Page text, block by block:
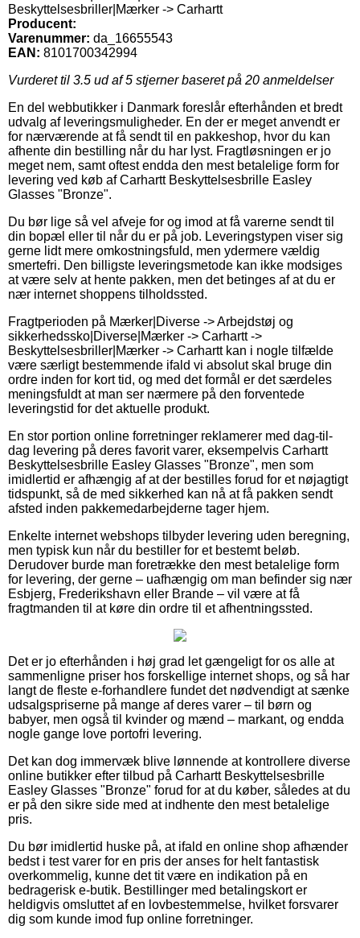
Beskyttelsesbriller|Mærker -> Carhartt
Producent:
Varenummer: da_16655543
EAN: 8101700342994
Vurderet til 3.5 ud af 5 stjerner baseret på 20 anmeldelser
En del webbutikker i Danmark foreslår efterhånden et bredt
udvalg af leveringsmuligheder. En der er meget anvendt er
for nærværende at få sendt til en pakkeshop, hvor du kan
afhente din bestilling når du har lyst. Fragtløsningen er jo
meget nem, samt oftest endda den mest betalelige form for
levering ved køb af Carhartt Beskyttelsesbrille Easley
Glasses "Bronze".
Du bør lige så vel afveje for og imod at få varerne sendt til
din bopæl eller til når du er på job. Leveringstypen viser sig
gerne lidt mere omkostningsfuld, men ydermere vældig
smertefri. Den billigste leveringsmetode kan ikke modsiges
at være selv at hente pakken, men det betinges af at du er
nær internet shoppens tilholdssted.
Fragtperioden på Mærker|Diverse -> Arbejdstøj og
sikkerhedssko|Diverse|Mærker -> Carhartt ->
Beskyttelsesbriller|Mærker -> Carhartt kan i nogle tilfælde
være særligt bestemmende ifald vi absolut skal bruge din
ordre inden for kort tid, og med det formål er det særdeles
meningsfuldt at man ser nærmere på den forventede
leveringstid for det aktuelle produkt.
En stor portion online forretninger reklamerer med dag-til-
dag levering på deres favorit varer, eksempelvis Carhartt
Beskyttelsesbrille Easley Glasses "Bronze", men som
imidlertid er afhængig af at der bestilles forud for et nøjagtigt
tidspunkt, så de med sikkerhed kan nå at få pakken sendt
afsted inden pakkemedarbejderne tager hjem.
Enkelte internet webshops tilbyder levering uden beregning,
men typisk kun når du bestiller for et bestemt beløb.
Derudover burde man foretrække den mest betalelige form
for levering, der gerne – uafhængig om man befinder sig nær
Esbjerg, Frederikshavn eller Brande – vil være at få
fragtmanden til at køre din ordre til et afhentningssted.
Det er jo efterhånden i høj grad let gængeligt for os alle at
sammenligne priser hos forskellige internet shops, og så har
langt de fleste e-forhandlere fundet det nødvendigt at sænke
udsalgspriserne på mange af deres varer – til børn og
babyer, men også til kvinder og mænd – markant, og endda
nogle gange love portofri levering.
Det kan dog immervæk blive lønnende at kontrollere diverse
online butikker efter tilbud på Carhartt Beskyttelsesbrille
Easley Glasses "Bronze" forud for at du køber, således at du
er på den sikre side med at indhente den mest betalelige
pris.
Du bør imidlertid huske på, at ifald en online shop afhænder
bedst i test varer for en pris der anses for helt fantastisk
overkommelig, kunne det tit være en indikation på en
bedragerisk e-butik. Bestillinger med betalingskort er
heldigvis omsluttet af en lovbestemmelse, hvilket forsvarer
dig som kunde imod fup online forretninger.